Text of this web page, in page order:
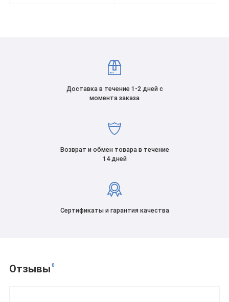
Доставка в течение 1-2 дней с
момента заказа
Возврат и обмен товара в течение
14 дней
Сертификаты и гарантия качества
Отзывы 0